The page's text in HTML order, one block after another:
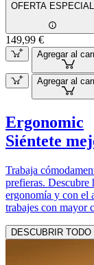
OFERTA ESPECIAL
149,99 €
Agregar al
Agregar al
Ergonomic
Siéntete
Trabaja
prefieras. Descubre
ergonomía y con el
trabajes con mayor
DESCUBRIR TODO